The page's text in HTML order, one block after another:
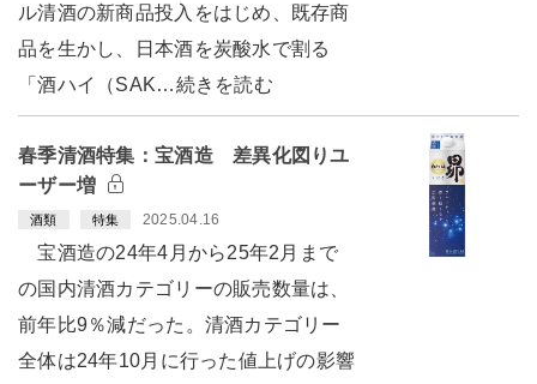
ル清酒の新商品投入をはじめ、既存商
品を生かし、日本酒を炭酸水で割る
「酒ハイ（SAK…続きを読む
春季清酒特集：宝酒造 差異化図りユ
ーザー増
酒類 特集 2025.04.16
宝酒造の24年4月から25年2月まで
の国内清酒カテゴリーの販売数量は、
前年比9％減だった。清酒カテゴリー
全体は24年10月に行った値上げの影響